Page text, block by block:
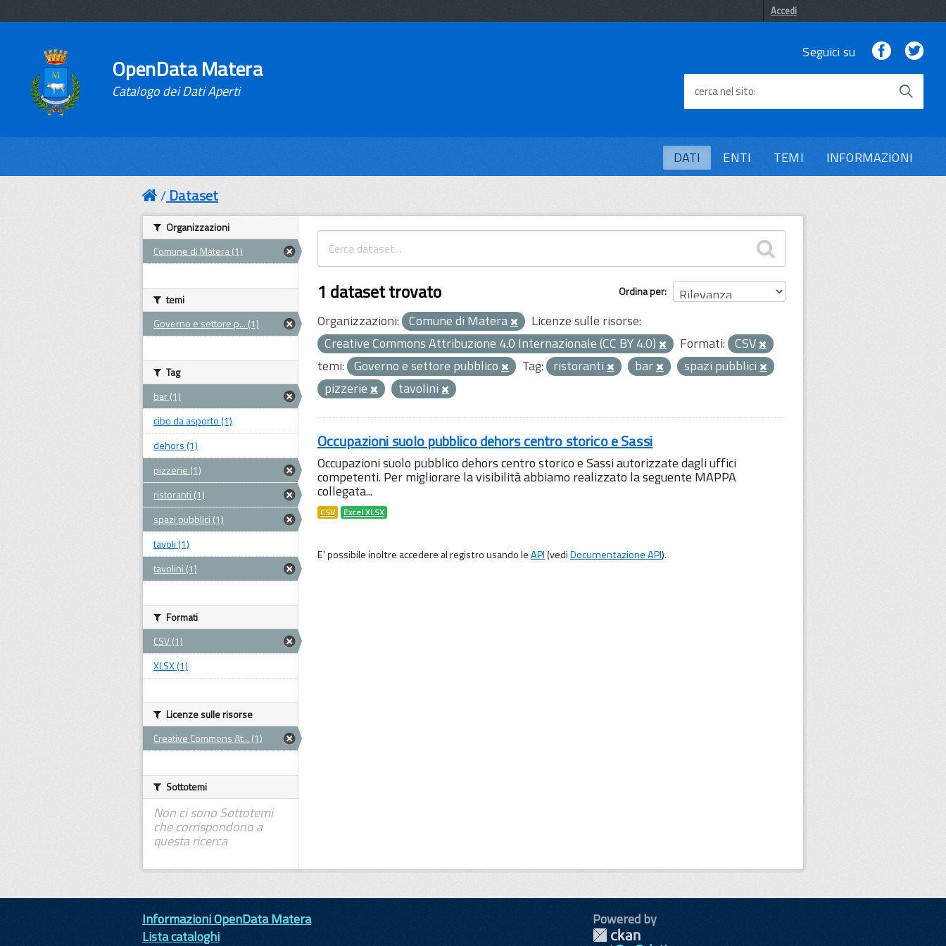
Accedi
OpenData Matera
Catalogo dei Dati Aperti
Seguici su Facebook
cerca nel sito
DATI ENTI TEMI INFORMAZIONI
Dataset
Ordina per
1 dataset trovato
Organizzazioni: Comune di Matera
Licenze sulle risorse:
Creative Commons Attribuzione 4.0 Internazionale (CC BY 4.0)
Formati: CSV
temi: Governo e settore pubblico Tag: ristoranti bar
spazi pubblici
pizzerie
tavolini
Occupazioni suolo pubblico dehors centro storico e Sassi
Occupazioni suolo pubblico dehors centro storico e Sassi autorizzate dagli uffici
competenti. Per migliorare la visibilità abbiamo realizzato la seguente MAPPA
collegata...
CSV Excel XLSX
E' possibile inoltre accedere al registro usando leAPI(vediDocumentazione API).
Organizzazioni
Comune di Matera (1)
temi
Governo e settore p... (1)
Tag
bar (1)
cibo da asporto (1)
dehors (1)
pizzerie (1)
ristoranti (1)
spazi pubblici (1)
tavoli (1)
tavolini (1)
Formati
CSV (1)
XLSX (1)
Licenze sulle risorse
Creative Commons At... (1)
Sottotemi
Non ci sono Sottotemi
che corrispondono a
questa ricerca
Informazioni OpenData Matera
Lista cataloghi
Powered by